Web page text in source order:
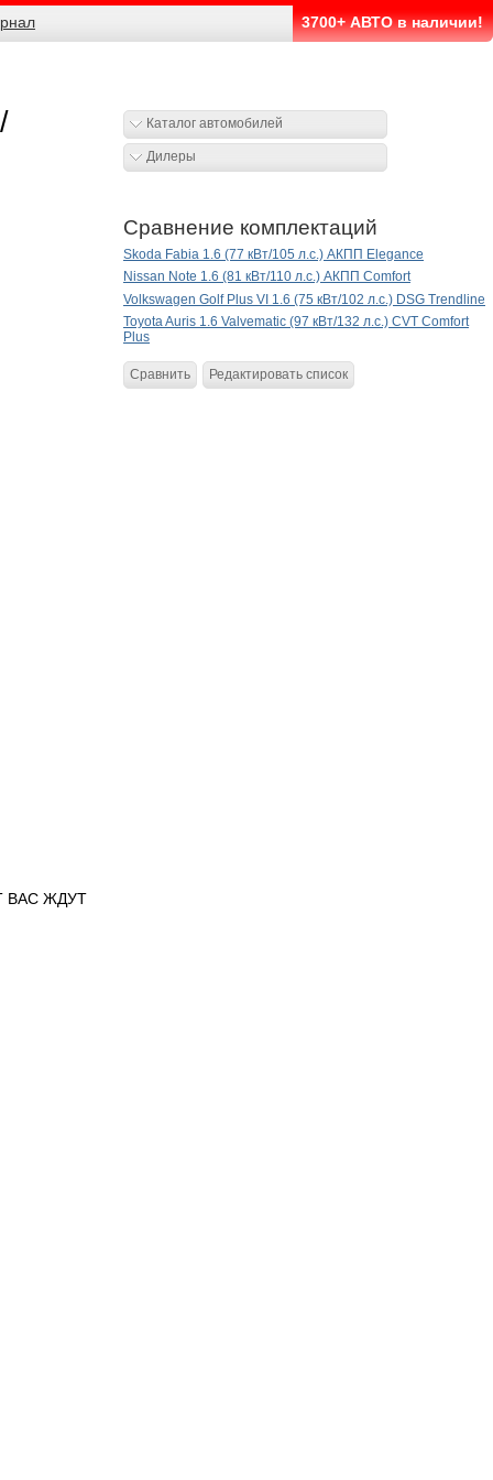
3700+ АВТО в наличии!
ВАС ЖДУТ
Каталог автомобилей
Дилеры
Сравнение комплектаций
Skoda Fabia 1.6 (77 кВт/105 л.с.) АКПП Elegance
Nissan Note 1.6 (81 кВт/110 л.с.) АКПП Comfort
Volkswagen Golf Plus VI 1.6 (75 кВт/102 л.с.) DSG Trendline
Toyota Auris 1.6 Valvematic (97 кВт/132 л.с.) CVT Comfort
Plus
Сравнить Редактировать список